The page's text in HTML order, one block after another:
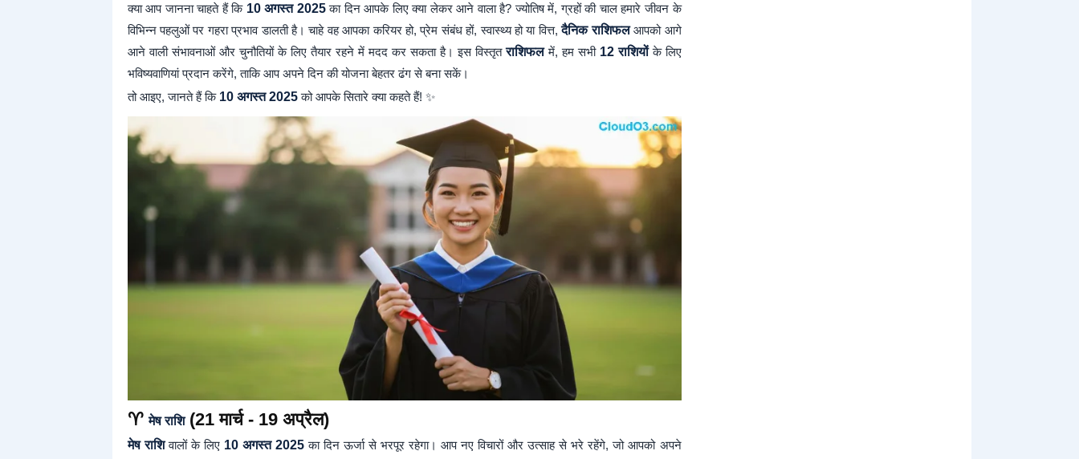
क्या आप जानना चाहते हैं कि 10 अगस्त 2025का दिन आपके लिए क्या लेकर आने वाला है? ज्योतिष में, ग्रहों की चाल हमारे जीवन के
विभिन्न पहलुओं पर गहरा प्रभाव डालती है। चाहे वह आपका करियर हो, प्रेम संबंध हों, स्वास्थ्य हो या वित्त,दैनिक राशिफलआपको आगे
आने वाली संभावनाओं और चुनौतियों के लिए तैयार रहने में मदद कर सकता है। इस विस्तृतराशिफलमें, हम सभी 12 राशियोंके लिए
भविष्यवाणियां प्रदान करेंगे, ताकि आप अपने दिन की योजना बेहतर ढंग से बना सकें।
तो आइए, जानते हैं कि 10 अगस्त 2025को आपके सितारे क्या कहते हैं! ✨
♈मेष राशि(21 मार्च - 19 अप्रैल)
मेष राशिवालों के लिए 10 अगस्त 2025का दिन ऊर्जा से भरपूर रहेगा। आप नए विचारों और उत्साह से भरे रहेंगे, जो आपको अपने